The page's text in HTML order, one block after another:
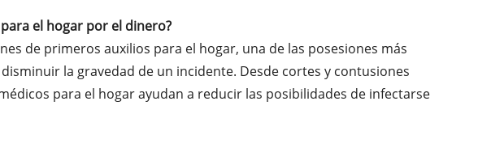
el hogar por el dinero?
de primeros auxilios para el hogar, una de las posesiones más
la gravedad de un incidente. Desde cortes y contusiones
para el hogar ayudan a reducir las posibilidades de infectarse